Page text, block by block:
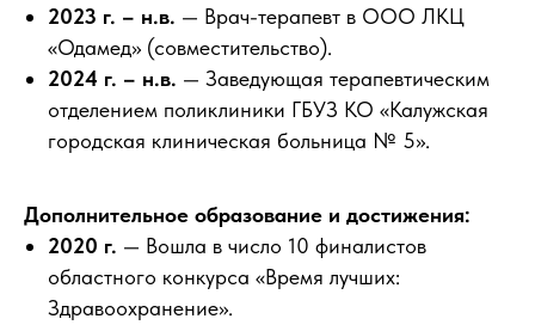
2023 г. – н.в. — Врач-терапевт в ООО ЛКЦ
«Одамед» (совместительство).
2024 г. – н.в. — Заведующая терапевтическим
отделением поликлиники ГБУЗ КО «Калужская
городская клиническая больница № 5».
Дополнительное образование и достижения:
2020 г. — Вошла в число 10 финалистов
областного конкурса «Время лучших:
Здравоохранение».